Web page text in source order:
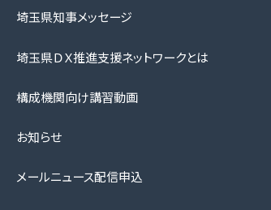
埼玉県知事メッセージ
埼玉県ＤＸ推進支援ネットワークとは
構成機関向け講習動画
お知らせ
メールニュース配信申込